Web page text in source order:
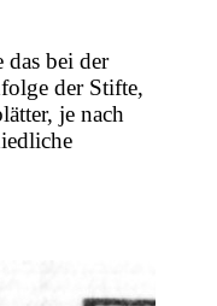
das bei der
der Stifte,
je nach